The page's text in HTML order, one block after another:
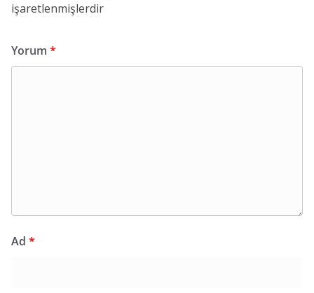
işaretlenmişlerdir
Yorum *
Ad *